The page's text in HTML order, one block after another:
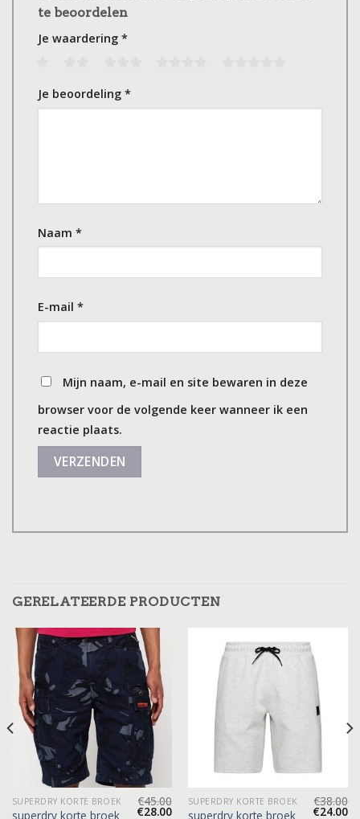
te beoordelen
Je waardering *
Je beoordeling *
Naam *
E-mail *
Mijn naam, e-mail en site bewaren in deze
browser voor de volgende keer wanneer ik een
reactie plaats.
GERELATEERDE PRODUCTEN
SUPERDRY KORTE BROEK
superdry korte broek
€45.00
€28.00
SUPERDRY KORTE BROEK
superdry korte broek
€38.00
€24.00